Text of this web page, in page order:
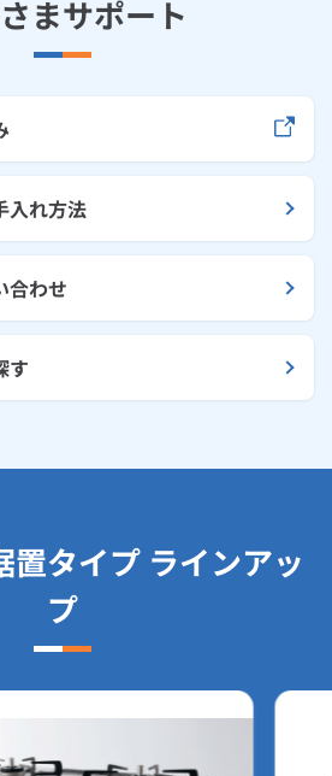
まサポート
入れ方法
合わせ
す
置タイプ ラインアッ
プ